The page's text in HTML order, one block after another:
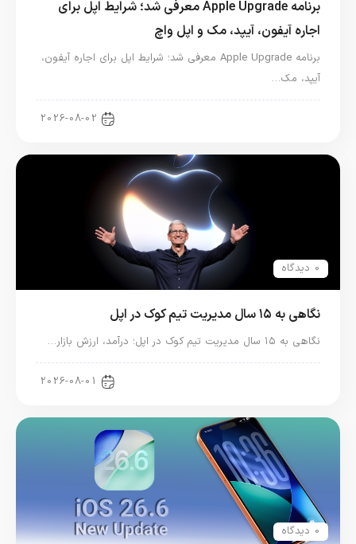
برنامه Apple Upgrade معرفی شد؛ شرایط اپل برای
اجاره آیفون، آیپد، مک و اپل واچ
برنامه Apple Upgrade معرفی شد؛ شرایط اپل برای اجاره آیفون،
آیپد، مک…
2026-08-02
0 دیدگاه
نگاهی به ۱۵ سال مدیریت تیم کوک در اپل
نگاهی به ۱۵ سال مدیریت تیم کوک در اپل؛ درآمد، ارزش بازار…
2026-08-01
0 دیدگاه